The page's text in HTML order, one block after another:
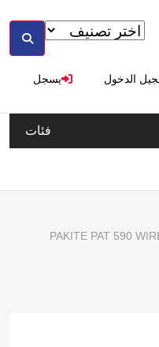
الدخول يسجل
فئات
PAKITE PAT 590